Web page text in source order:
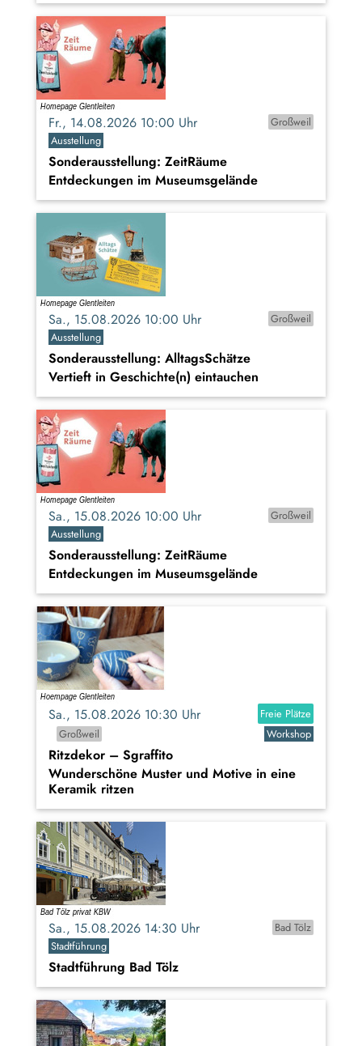
Fr., 14.08.2026 10:00 Uhr
Großweil
Ausstellung
Sonderausstellung: ZeitRäume
Entdeckungen im Museumsgelände
Sa., 15.08.2026 10:00 Uhr
Großweil
Ausstellung
Sonderausstellung: AlltagsSchätze
Vertieft in Geschichte(n) eintauchen
Sa., 15.08.2026 10:00 Uhr
Großweil
Ausstellung
Sonderausstellung: ZeitRäume
Entdeckungen im Museumsgelände
Sa., 15.08.2026 10:30 Uhr
Freie Plätze
Großweil
Workshop
Ritzdekor – Sgraffito
Wunderschöne Muster und Motive in eine
Keramik ritzen
Sa., 15.08.2026 14:30 Uhr
Bad Tölz
Stadtführung
Stadtführung Bad Tölz